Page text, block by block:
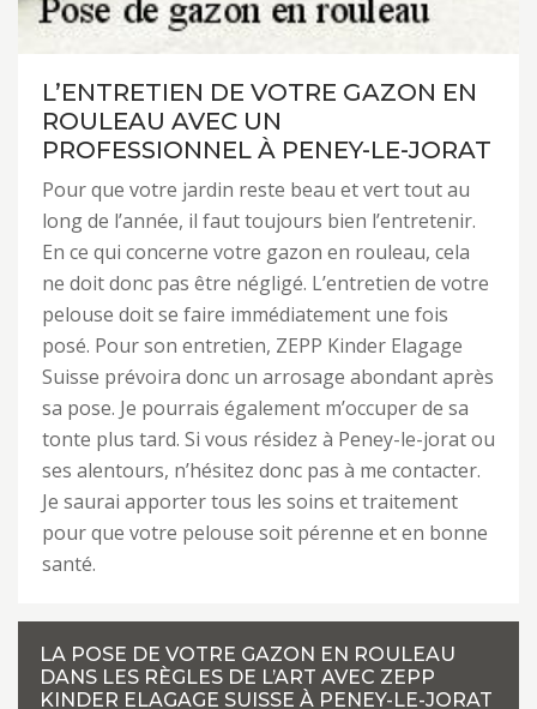
L’ENTRETIEN DE VOTRE GAZON EN
ROULEAU AVEC UN
PROFESSIONNEL À PENEY-LE-JORAT
Pour que votre jardin reste beau et vert tout au
long de l’année, il faut toujours bien l’entretenir.
En ce qui concerne votre gazon en rouleau, cela
ne doit donc pas être négligé. L’entretien de votre
pelouse doit se faire immédiatement une fois
posé. Pour son entretien, ZEPP Kinder Elagage
Suisse prévoira donc un arrosage abondant après
sa pose. Je pourrais également m’occuper de sa
tonte plus tard. Si vous résidez à Peney-le-jorat ou
ses alentours, n’hésitez donc pas à me contacter.
Je saurai apporter tous les soins et traitement
pour que votre pelouse soit pérenne et en bonne
santé.
LA POSE DE VOTRE GAZON EN ROULEAU
DANS LES RÈGLES DE L’ART AVEC ZEPP
KINDER ELAGAGE SUISSE À PENEY-LE-JORAT